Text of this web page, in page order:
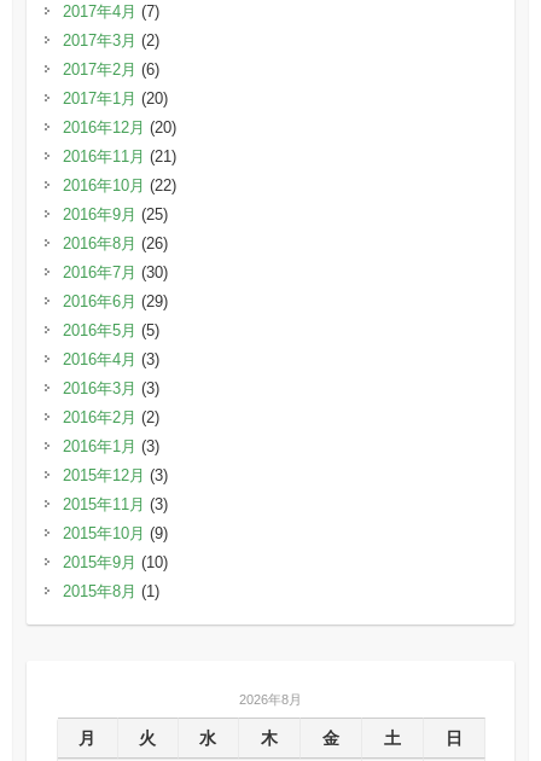
2017年4月 (7)
2017年3月 (2)
2017年2月 (6)
2017年1月 (20)
2016年12月 (20)
2016年11月 (21)
2016年10月 (22)
2016年9月 (25)
2016年8月 (26)
2016年7月 (30)
2016年6月 (29)
2016年5月 (5)
2016年4月 (3)
2016年3月 (3)
2016年2月 (2)
2016年1月 (3)
2015年12月 (3)
2015年11月 (3)
2015年10月 (9)
2015年9月 (10)
2015年8月 (1)
2026年8月
月 火 水 木 金 土 日